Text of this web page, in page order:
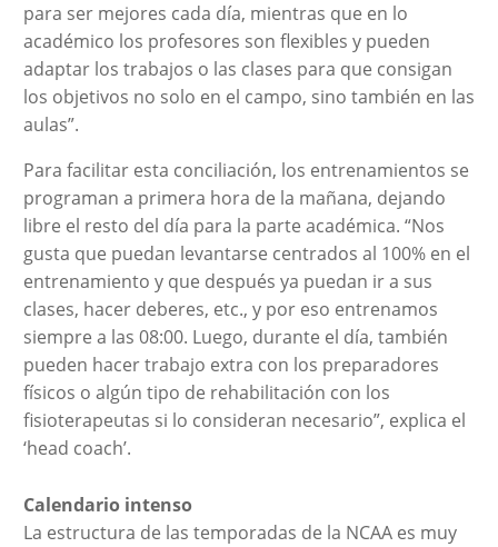
para ser mejores cada día, mientras que en lo
académico los profesores son flexibles y pueden
adaptar los trabajos o las clases para que consigan
los objetivos no solo en el campo, sino también en las
aulas”.
Para facilitar esta conciliación, los entrenamientos se
programan a primera hora de la mañana, dejando
libre el resto del día para la parte académica. “Nos
gusta que puedan levantarse centrados al 100% en el
entrenamiento y que después ya puedan ir a sus
clases, hacer deberes, etc., y por eso entrenamos
siempre a las 08:00. Luego, durante el día, también
pueden hacer trabajo extra con los preparadores
físicos o algún tipo de rehabilitación con los
fisioterapeutas si lo consideran necesario”, explica el
‘head coach’.
Calendario intenso
La estructura de las temporadas de la NCAA es muy